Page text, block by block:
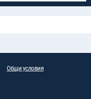
Общи условия